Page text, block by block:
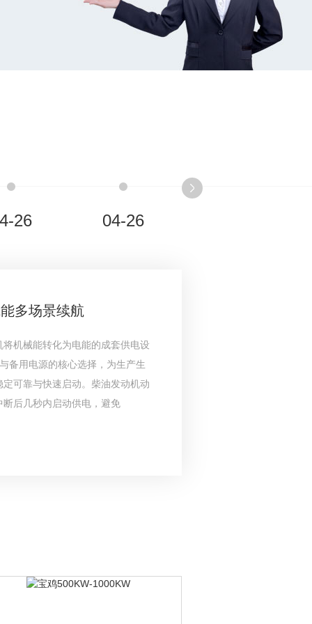
26 04-26
多场景续航
机械能转化为电能的成套供电设
备用电源的核心选择，为生产生
可靠与快速启动。柴油发动机动
后几秒内启动供电，避免